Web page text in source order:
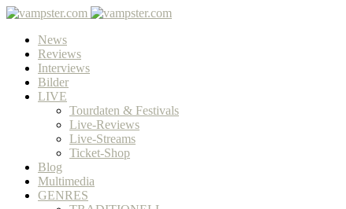
News
Reviews
Interviews
Bilder
LIVE
Tourdaten & Festivals
Live-Reviews
Live-Streams
Ticket-Shop
Blog
Multimedia
GENRES